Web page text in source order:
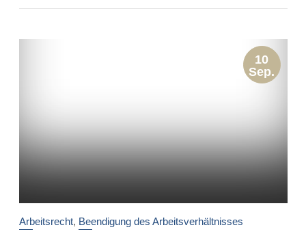
10
Sep.
Arbeitsrecht, Beendigung des Arbeitsverhältnisses